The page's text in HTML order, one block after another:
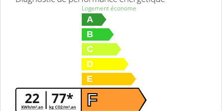
22
KWh/m².an 77*
kg CO2/m².an
Logement économe
A
B
C
D
E
F